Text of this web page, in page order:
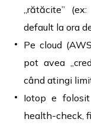
„rătăcite”
default la ora
Pe cloud
pot avea
când atingi
Iotop e
health-check,